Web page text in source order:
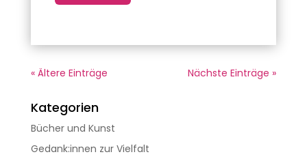
« Ältere Einträge Nächste Einträge »
Kategorien
Bücher und Kunst
Gedank:innen zur Vielfalt